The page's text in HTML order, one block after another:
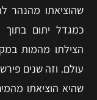
שהוציאתו מהנהר
כמגדל יתום בתוך
הצילתו מהמות
עולם. וזה שנים
שהיא הוציאתו